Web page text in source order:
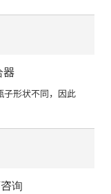
器
子形状不同，因此
询